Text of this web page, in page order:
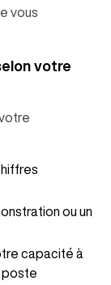
vous
votre
ou un
capacité à
poste